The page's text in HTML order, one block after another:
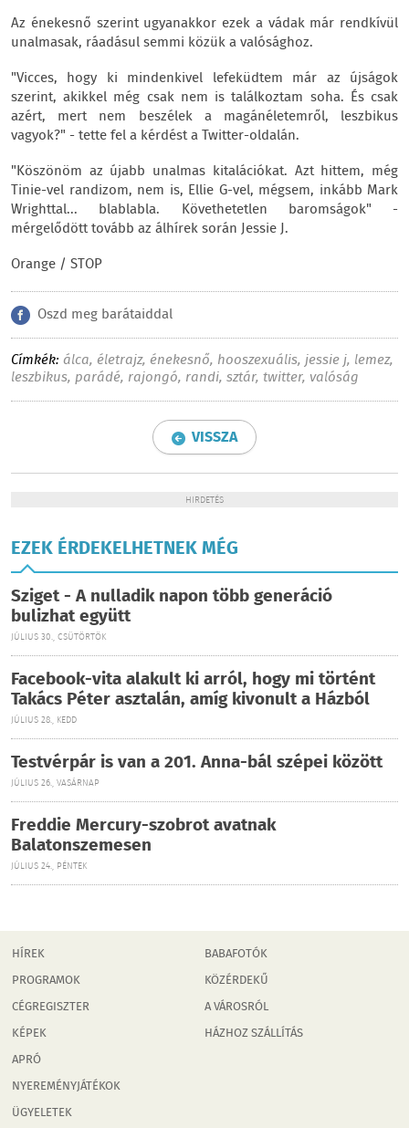
Az énekesnő szerint ugyanakkor ezek a vádak már rendkívül
unalmasak, ráadásul semmi közük a valósághoz.
"Vicces, hogy ki mindenkivel lefeküdtem már az újságok
szerint, akikkel még csak nem is találkoztam soha. És csak
azért, mert nem beszélek a magánéletemről, leszbikus
vagyok?" - tette fel a kérdést a Twitter-oldalán.
"Köszönöm az újabb unalmas kitalációkat. Azt hittem, még
Tinie-vel randizom, nem is, Ellie G-vel, mégsem, inkább Mark
Wrighttal... blablabla. Követhetetlen baromságok" -
mérgelődött tovább az álhírek során Jessie J.
Orange / STOP
Oszd meg barátaiddal
Címkék: álca, életrajz, énekesnő, hooszexuális,jessie j, lemez,
leszbikus, parádé, rajongó, randi, sztár, twitter, valóság
VISSZA
HIRDETÉS
EZEK ÉRDEKELHETNEK MÉG
Sziget - A nulladik napon több generáció
bulizhat együtt
JÚLIUS 30., CSÜTÖRTÖK
Facebook-vita alakult ki arról, hogy mi történt
Takács Péter asztalán, amíg kivonult a Házból
JÚLIUS 28., KEDD
Testvérpár is van a 201. Anna-bál szépei között
JÚLIUS 26., VASÁRNAP
Freddie Mercury-szobrot avatnak
Balatonszemesen
JÚLIUS 24., PÉNTEK
HÍREK
PROGRAMOK
CÉGREGISZTER
KÉPEK
APRÓ
NYEREMÉNYJÁTÉKOK
ÜGYELETEK
BABAFOTÓK
KÖZÉRDEKŰ
A VÁROSRÓL
HÁZHOZ SZÁLLÍTÁS